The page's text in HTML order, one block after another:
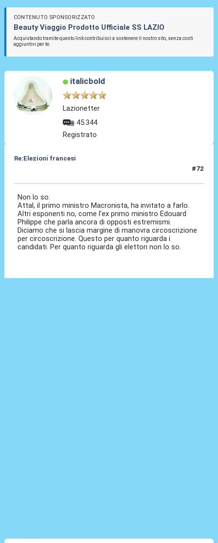
CONTENUTO SPONSORIZZATO
Beauty Viaggio Prodotto Ufficiale SS LAZIO
Acquistando tramite questo link contribuisci a sostenere il nostro sito, senza costi
aggiuntivi per te.
italicbold
Lazionetter
45.344
Registrato
Re:Elezioni francesi
#72
Non lo so.
Attal, il primo ministro Macronista, ha invitato a farlo.
Altri esponenti no, come l'ex primo ministro Edouard
Philippe che parla ancora di opposti estremismi.
Diciamo che si lascia margine di manovra circoscrizione
per circoscrizione. Questo per quanto riguarda i
candidati. Per quanto riguarda gli elettori non lo so.